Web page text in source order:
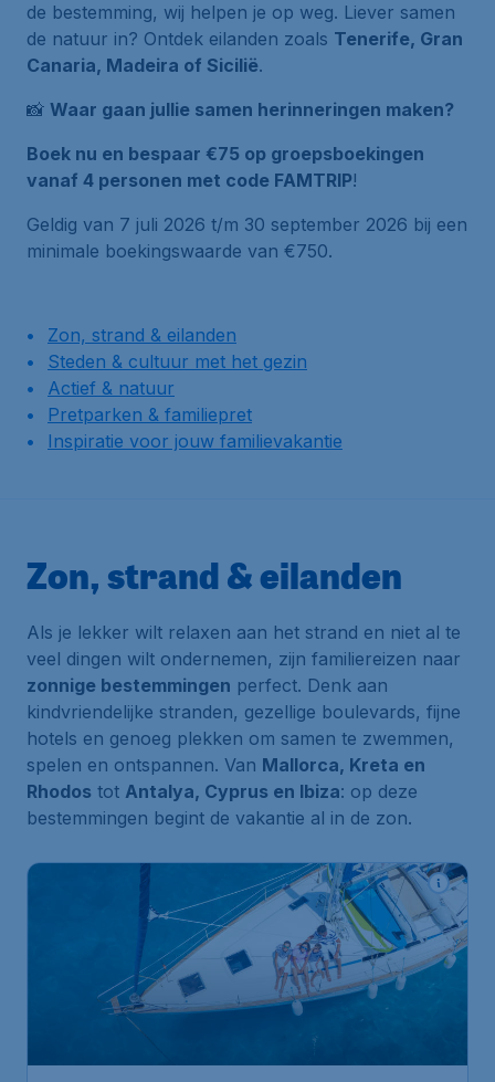
de bestemming, wij helpen je op weg. Liever samen
de natuur in? Ontdek eilanden zoals Tenerife, Gran
Canaria, Madeira of Sicilië.
📸 Waar gaan jullie samen herinneringen maken?
Boek nu en bespaar €75 op groepsboekingen
vanaf 4 personen met code FAMTRIP!
Geldig van 7 juli 2026 t/m 30 september 2026 bij een
minimale boekingswaarde van €750.
Zon, strand & eilanden
Steden & cultuur met het gezin
Actief & natuur
Pretparken & familiepret
Inspiratie voor jouw familievakantie
Zon, strand & eilanden
Als je lekker wilt relaxen aan het strand en niet al te
veel dingen wilt ondernemen, zijn familiereizen naar
zonnige bestemmingen perfect. Denk aan
kindvriendelijke stranden, gezellige boulevards, fijne
hotels en genoeg plekken om samen te zwemmen,
spelen en ontspannen. Van Mallorca, Kreta en
Rhodos tot Antalya, Cyprus en Ibiza: op deze
bestemmingen begint de vakantie al in de zon.